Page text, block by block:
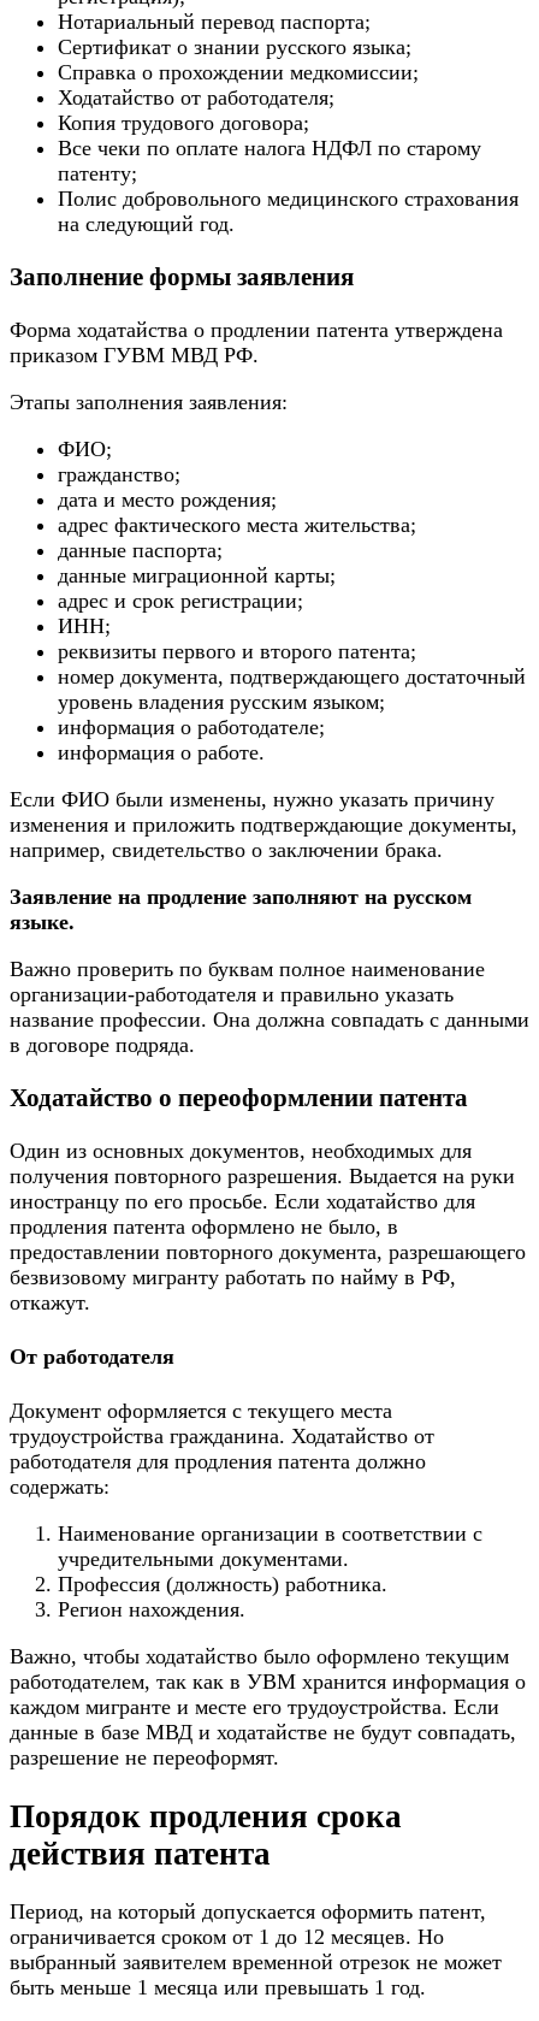
Нотариальный перевод паспорта;
Сертификат о знании русского языка;
Справка о прохождении медкомиссии;
Ходатайство от работодателя;
Копия трудового договора;
Все чеки по оплате налога НДФЛ по старому
патенту;
Полис добровольного медицинского страхования
на следующий год.
Заполнение формы заявления
Форма ходатайства о продлении патента утверждена
приказом ГУВМ МВД РФ.
Этапы заполнения заявления:
ФИО;
гражданство;
дата и место рождения;
адрес фактического места жительства;
данные паспорта;
данные миграционной карты;
адрес и срок регистрации;
ИНН;
реквизиты первого и второго патента;
номер документа, подтверждающего достаточный
уровень владения русским языком;
информация о работодателе;
информация о работе.
Если ФИО были изменены, нужно указать причину
изменения и приложить подтверждающие документы,
например, свидетельство о заключении брака.
Заявление на продление заполняют на русском
языке.
Важно проверить по буквам полное наименование
организации-работодателя и правильно указать
название профессии. Она должна совпадать с данными
в договоре подряда.
Ходатайство о переоформлении патента
Один из основных документов, необходимых для
получения повторного разрешения. Выдается на руки
иностранцу по его просьбе. Если ходатайство для
продления патента оформлено не было, в
предоставлении повторного документа, разрешающего
безвизовому мигранту работать по найму в РФ,
откажут.
От работодателя
Документ оформляется с текущего места
трудоустройства гражданина. Ходатайство от
работодателя для продления патента должно
содержать:
Наименование организации в соответствии с
учредительными документами.
Профессия (должность) работника.
Регион нахождения.
Важно, чтобы ходатайство было оформлено текущим
работодателем, так как в УВМ хранится информация о
каждом мигранте и месте его трудоустройства. Если
данные в базе МВД и ходатайстве не будут совпадать,
разрешение не переоформят.
Порядок продления срока
действия патента
Период, на который допускается оформить патент,
ограничивается сроком от 1 до 12 месяцев. Но
выбранный заявителем временной отрезок не может
быть меньше 1 месяца или превышать 1 год.